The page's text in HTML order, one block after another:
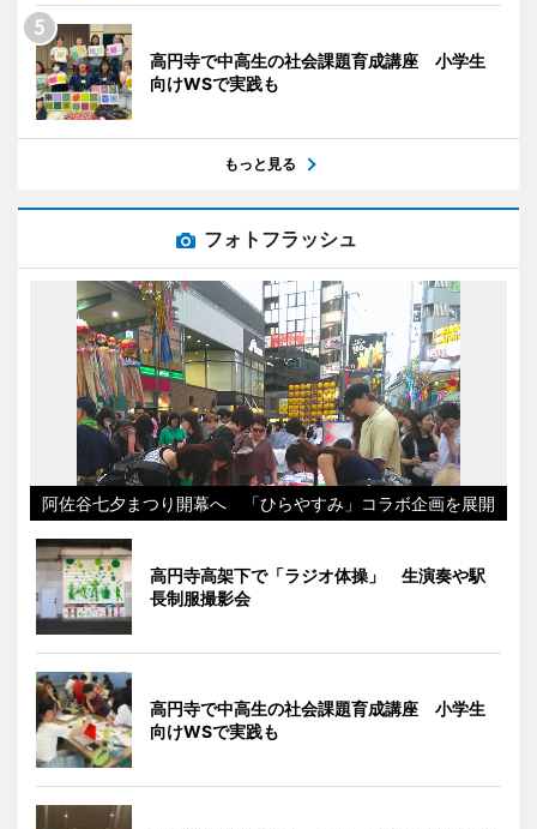
高円寺で中高生の社会課題育成講座 小学生
向けWSで実践も
もっと見る
フォトフラッシュ
阿佐谷七夕まつり開幕へ 「ひらやすみ」コラボ企画を展開
高円寺高架下で「ラジオ体操」 生演奏や駅
長制服撮影会
高円寺で中高生の社会課題育成講座 小学生
向けWSで実践も